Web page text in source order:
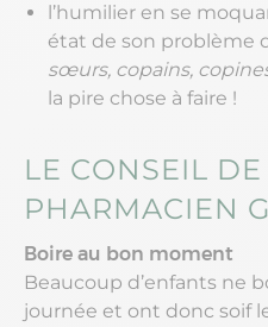
l’humilier en se
état de son problème
sœurs, copains,
la pire chose à faire !
LE CONSEIL DE
PHARMACIEN
Boire au bon moment
Beaucoup d’enfants ne
journée et ont donc soif